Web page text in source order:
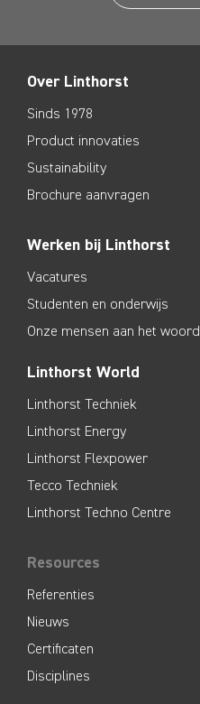
Over Linthorst
Sinds 1978
Product innovaties
Sustainability
Brochure aanvragen
Werken bij Linthorst
Vacatures
Studenten en onderwijs
Onze mensen aan het woord
Linthorst World
Linthorst Techniek
Linthorst Energy
Linthorst Flexpower
Tecco Techniek
Linthorst Techno Centre
Resources
Referenties
Nieuws
Certificaten
Disciplines